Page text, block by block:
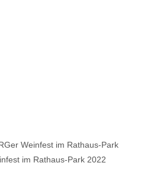
Weinfest im Rathaus-Park
im Rathaus-Park 2022